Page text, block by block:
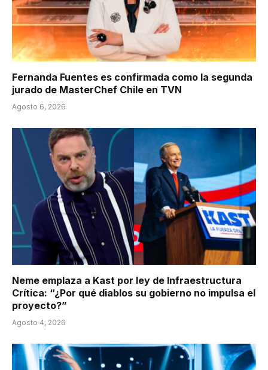
Fernanda Fuentes es confirmada como la segunda
jurado de MasterChef Chile en TVN
Agosto 6, 2026
Neme emplaza a Kast por ley de Infraestructura
Crítica: “¿Por qué diablos su gobierno no impulsa el
proyecto?”
Agosto 4, 2026